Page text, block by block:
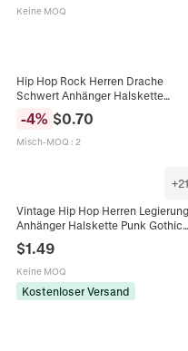
Streetwear Schmuck Für Herren
Keine MOQ
Hip Hop Rock Herren Drache
Schwert Anhänger Halskette
Leuchtend Dunkel Legierung
Mythisch Gothic Punk Schmuck
Kette
-4% $0.70
Misch-MOQ : 2
+21
Vintage Hip Hop Herren Legierung
Anhänger Halskette Punk Gothic
Totenkopf Anker Krone Klinge
Speer Stern Flügel Schmuck
Geschenk
$1.49
Keine MOQ
Kostenloser Versand